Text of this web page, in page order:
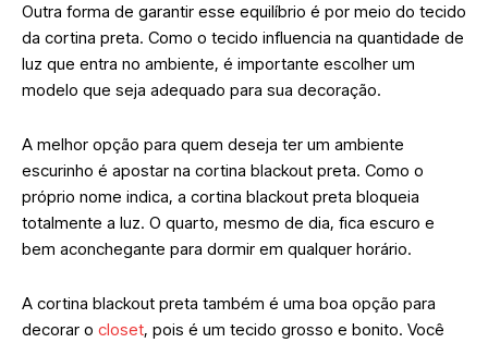
Outra forma de garantir esse equilíbrio é por meio do tecido
da cortina preta. Como o tecido influencia na quantidade de
luz que entra no ambiente, é importante escolher um
modelo que seja adequado para sua decoração.
A melhor opção para quem deseja ter um ambiente
escurinho é apostar na cortina blackout preta. Como o
próprio nome indica, a cortina blackout preta bloqueia
totalmente a luz. O quarto, mesmo de dia, fica escuro e
bem aconchegante para dormir em qualquer horário.
A cortina blackout preta também é uma boa opção para
decorar o closet, pois é um tecido grosso e bonito. Você